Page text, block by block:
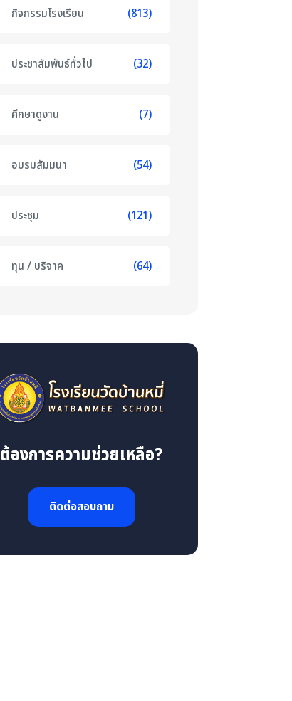
กิจกรรมโรงเรียน (813)
ประชาสัมพันธ์ทั่วไป (32)
ศึกษาดูงาน (7)
อบรมสัมมนา (54)
ประชุม (121)
ทุน / บริจาค (64)
ต้องการความช่วยเหลือ?
ติดต่อสอบถาม